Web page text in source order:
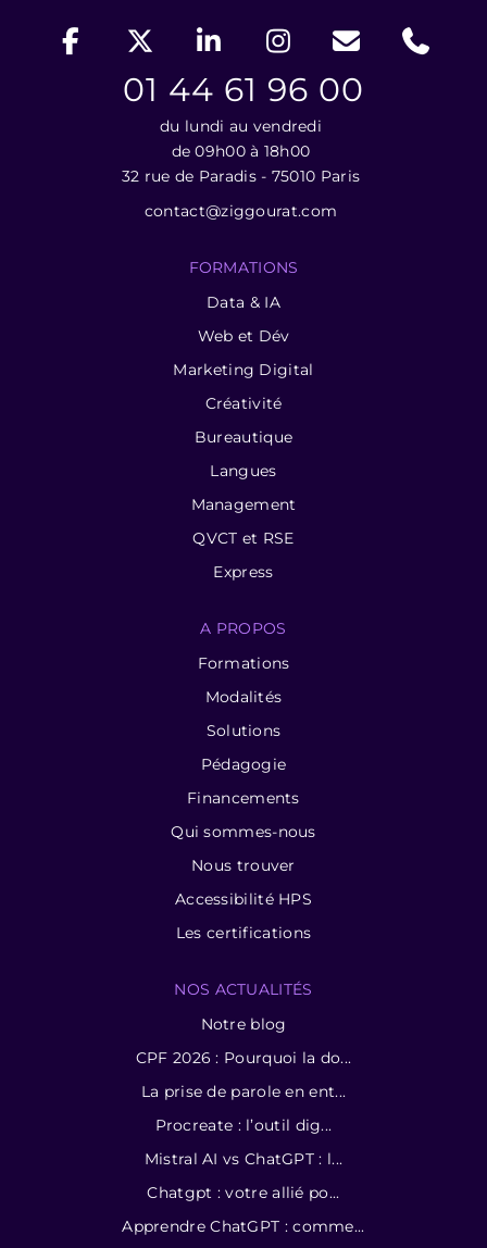
01 44 61 96 00
du lundi au vendredi
de 09h00 à 18h00
32 rue de Paradis - 75010 Paris
contact@ziggourat.com
FORMATIONS
Data & IA
Web et Dév
Marketing Digital
Créativité
Bureautique
Langues
Management
QVCT et RSE
Express
A PROPOS
Formations
Modalités
Solutions
Pédagogie
Financements
Qui sommes-nous
Nous trouver
Accessibilité HPS
Les certifications
NOS ACTUALITÉS
Notre blog
CPF 2026 : Pourquoi la do...
La prise de parole en ent...
Procreate : l’outil dig...
Mistral AI vs ChatGPT : l...
Chatgpt : votre allié po...
Apprendre ChatGPT : comme...